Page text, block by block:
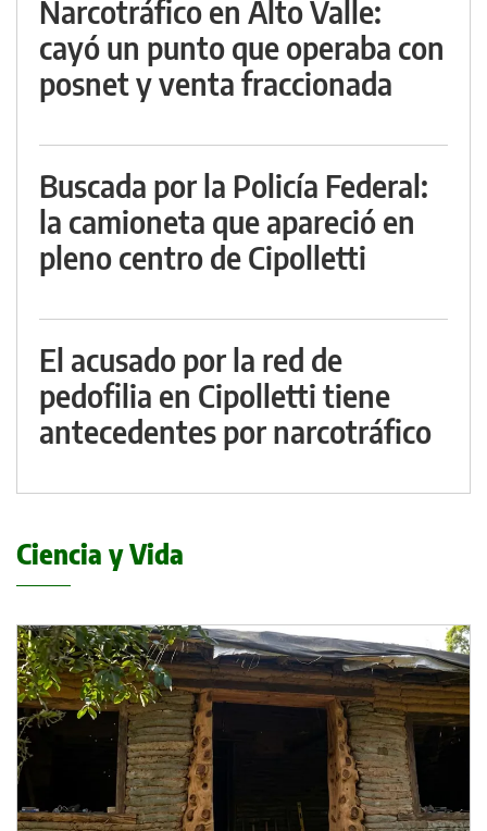
Narcotráfico en Alto Valle:
cayó un punto que operaba con
posnet y venta fraccionada
Buscada por la Policía Federal:
la camioneta que apareció en
pleno centro de Cipolletti
El acusado por la red de
pedofilia en Cipolletti tiene
antecedentes por narcotráfico
Ciencia y Vida